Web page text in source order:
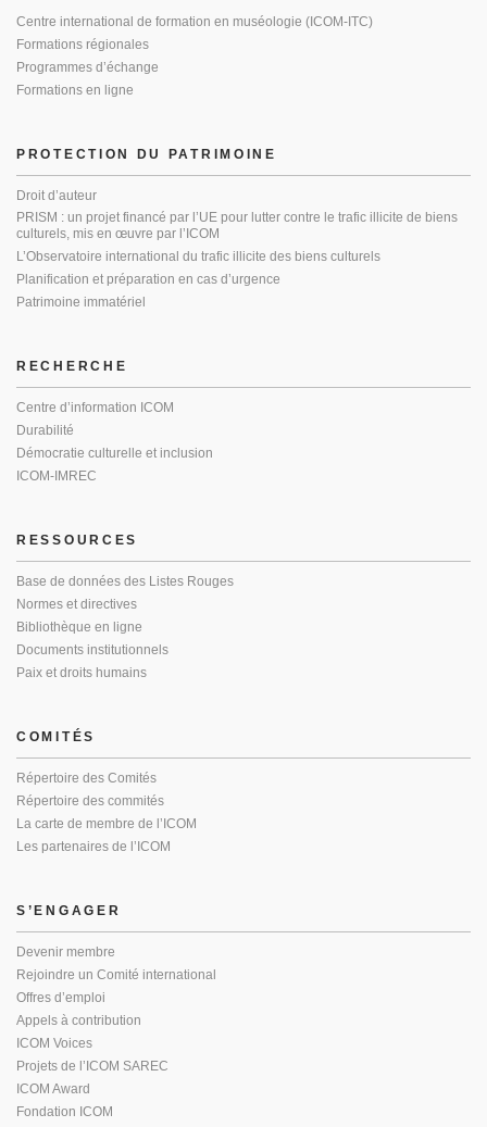
PROTECTION DU PATRIMOINE
Droit d’auteur
PRISM : un projet financé par l’UE pour lutter contre le trafic illicite de biens
culturels, mis en œuvre par l’ICOM
L’Observatoire international du trafic illicite des biens culturels
Planification et préparation en cas d’urgence
Patrimoine immatériel
Centre international de formation en muséologie (ICOM-ITC)
Formations régionales
Programmes d’échange
Formations en ligne
RECHERCHE
Centre d’information ICOM
Durabilité
Démocratie culturelle et inclusion
ICOM-IMREC
RESSOURCES
Base de données des Listes Rouges
Normes et directives
Bibliothèque en ligne
Documents institutionnels
Paix et droits humains
COMITÉS
Répertoire des Comités
Répertoire des commités
La carte de membre de l’ICOM
Les partenaires de l’ICOM
S’ENGAGER
Devenir membre
Rejoindre un Comité international
Offres d’emploi
Appels à contribution
ICOM Voices
Projets de l’ICOM SAREC
ICOM Award
Fondation ICOM